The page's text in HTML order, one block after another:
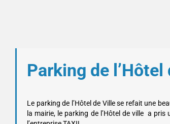
Parking de l’Hôtel
Le parking de l’Hôtel de Ville se refait une
la mairie, le parking de l’Hôtel de ville a